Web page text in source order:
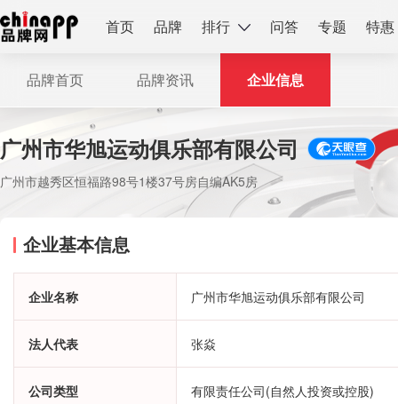
首页 品牌 排行 问答 专题 特惠
品牌首页 品牌资讯 企业信息
广州市华旭运动俱乐部有限公司
广州市越秀区恒福路98号1楼37号房自编AK5房
企业基本信息
企业名称 广州市华旭运动俱乐部有限公司
法人代表 张焱
公司类型 有限责任公司(自然人投资或控股)